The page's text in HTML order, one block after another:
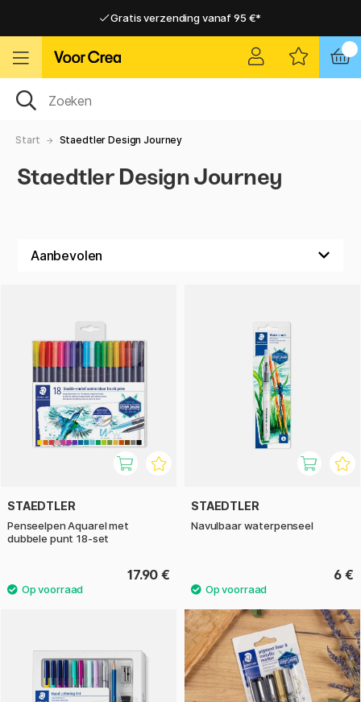
Gratis verzending vanaf 95 €*
Gratis verzending vanaf 95 €*
Start Staedtler Design Journey
Staedtler Design Journey
STAEDTLER
Penseelpen Aquarel met
dubbele punt 18-set
17.90 €
STAEDTLER
Navulbaar waterpenseel
6 €